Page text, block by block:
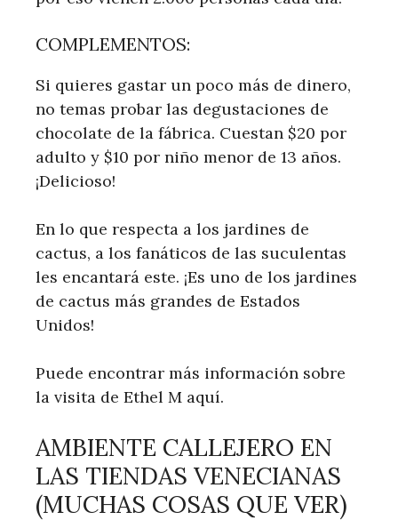
COMPLEMENTOS:
Si quieres gastar un poco más de dinero,
no temas probar las degustaciones de
chocolate de la fábrica. Cuestan $20 por
adulto y $10 por niño menor de 13 años.
¡Delicioso!
En lo que respecta a los jardines de
cactus, a los fanáticos de las suculentas
les encantará este. ¡Es uno de los jardines
de cactus más grandes de Estados
Unidos!
Puede encontrar más información sobre
la visita de Ethel M aquí.
AMBIENTE CALLEJERO EN
LAS TIENDAS VENECIANAS
(MUCHAS COSAS QUE VER)